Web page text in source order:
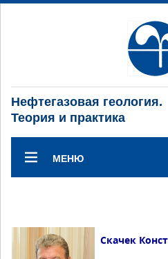
Нефтегазовая геология.
Теория и практика
МЕНЮ
Скачек